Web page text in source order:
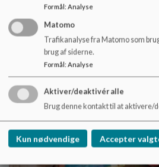
Formål : Analyse
Matomo
Trafikanalyse fra Matomo som
brug af siderne.
Formål: Analyse
Aktiver/deaktivér alle
Brug denne kontakt til at aktivere/
Kun nødvendige Accepter